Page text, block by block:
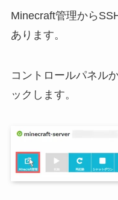
Minecraft管理から
あります。
コントロールパネル
ックします。